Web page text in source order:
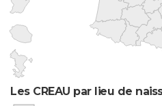
Les CREAU par lieu de